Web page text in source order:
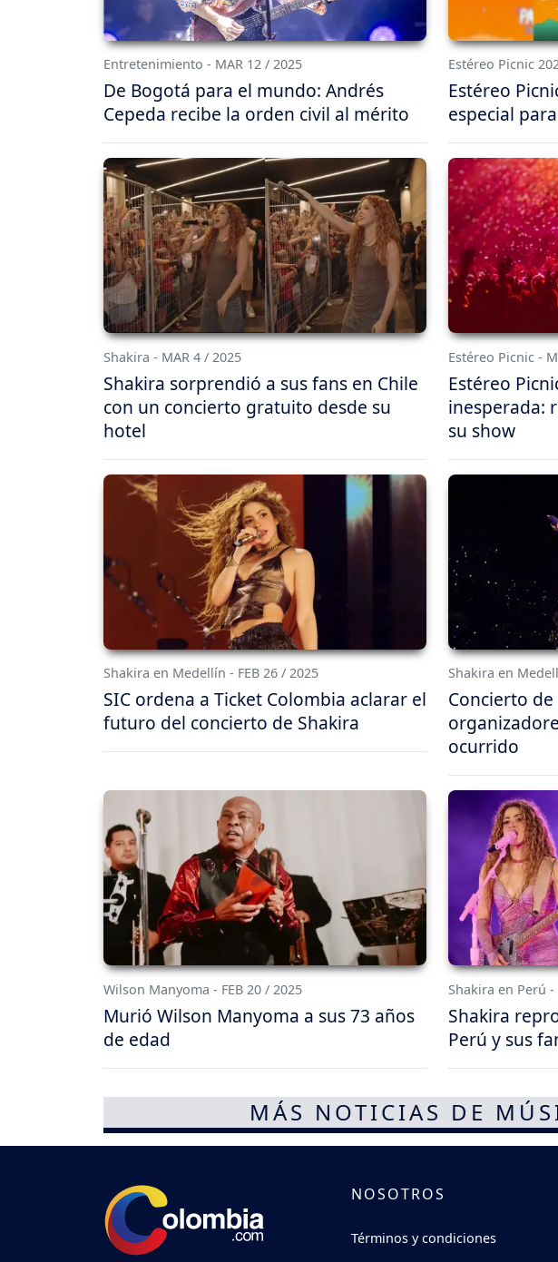
Entretenimiento - MAR 12 / 2025
De Bogotá para el mundo: Andrés
Cepeda recibe la orden civil al mérito
Estéreo Picnic
Estéreo
especial
Shakira - MAR 4 / 2025
Shakira sorprendió a sus fans en Chile
con un concierto gratuito desde su
hotel
Estéreo Picnic -
Estéreo
inesperada:
su show
Shakira en Medellín - FEB 26 / 2025
SIC ordena a Ticket Colombia aclarar el
futuro del concierto de Shakira
Shakira en
Concierto
ocurrido
Wilson Manyoma - FEB 20 / 2025
Murió Wilson Manyoma a sus 73 años
de edad
Shakira en Perú -
Shakira
Perú y sus
MÁS NOTICIAS DE
NOSOTROS
Términos y condiciones